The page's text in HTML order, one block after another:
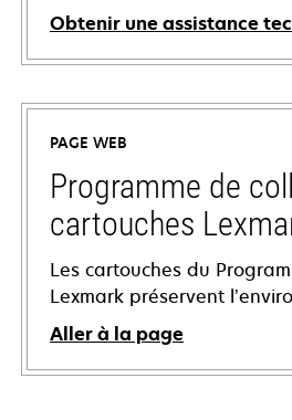
Obtenir une assistance
s’ouvre
dans
nouvel
onglet
PAGE WEB
Programme de
cartouches
Les cartouches du
Lexmark préservent
Aller à la page